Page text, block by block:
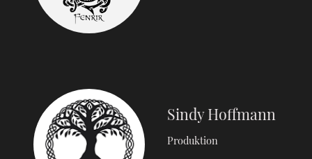
Sindy Hoffmann
Produktion